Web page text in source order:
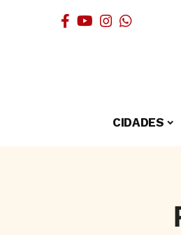
CIDADES